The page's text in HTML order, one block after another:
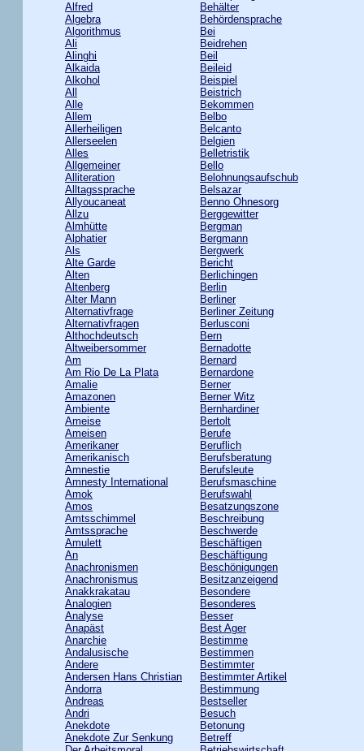
Alfred
Algebra
Algorithmus
Ali
Alinghi
Alkaida
Alkohol
All
Alle
Allem
Allerheiligen
Allerseelen
Alles
Allgemeiner
Alliteration
Alltagssprache
Allyoucaneat
Allzu
Almhütte
Alphatier
Als
Alte Garde
Alten
Altenberg
Alter Mann
Alternativfrage
Alternativfragen
Althochdeutsch
Altweibersommer
Am
Am Rio De La Plata
Amalie
Amazonen
Ambiente
Ameise
Ameisen
Amerikaner
Amerikanisch
Amnestie
Amnesty International
Amok
Amos
Amtsschimmel
Amtssprache
Amulett
An
Anachronismen
Anachronismus
Anakkrakatau
Analogien
Analyse
Anapäst
Anarchie
Andalusische
Andere
Andersen Hans Christian
Andorra
Andreas
Andri
Anekdote
Anekdote Zur Senkung
Behälter
Behördensprache
Bei
Beidrehen
Beil
Beileid
Beispiel
Beistrich
Bekommen
Belbo
Belcanto
Belgien
Belletristik
Bello
Belohnungsaufschub
Belsazar
Benno Ohnesorg
Berggewitter
Bergman
Bergmann
Bergwerk
Bericht
Berlichingen
Berlin
Berliner
Berliner Zeitung
Berlusconi
Bern
Bernadotte
Bernard
Bernardone
Berner
Berner Witz
Bernhardiner
Bertolt
Berufe
Beruflich
Berufsberatung
Berufsleute
Berufsmaschine
Berufswahl
Besatzungszone
Beschreibung
Beschwerde
Beschäftigen
Beschäftigung
Beschönigungen
Besitzanzeigend
Besondere
Besonderes
Besser
Best Ager
Bestimme
Bestimmen
Bestimmter
Bestimmter Artikel
Bestimmung
Bestseller
Besuch
Betonung
Betreff